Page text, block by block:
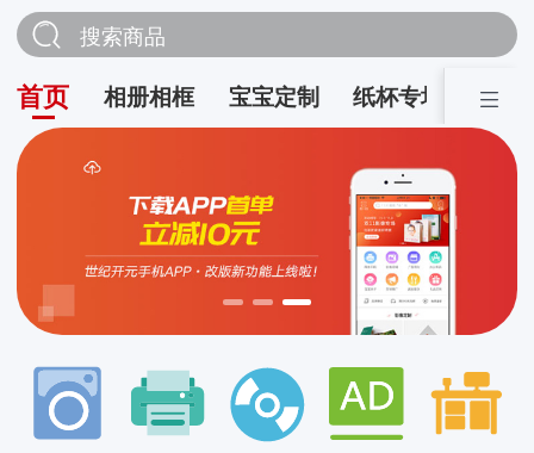
搜索商品
首页 相册相框 宝宝定制 纸杯专场 营销